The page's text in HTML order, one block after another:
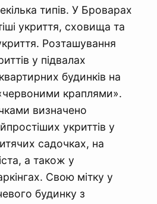
типів. У Броварах
укриття, сховища та
Розташування
у підвалах
будинків на
краплями».
визначено
укриттів у
садочках, на
а також у
Свою мітку у
будинку з